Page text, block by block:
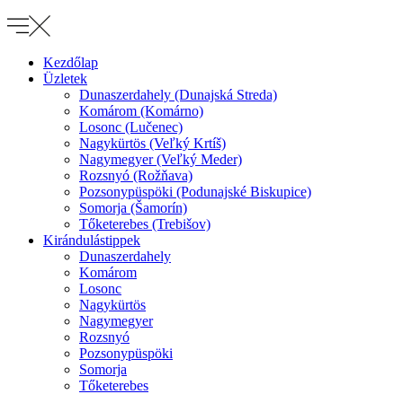
Kezdőlap
Üzletek
Dunaszerdahely (Dunajská Streda)
Komárom (Komárno)
Losonc (Lučenec)
Nagykürtös (Veľký Krtíš)
Nagymegyer (Veľký Meder)
Rozsnyó (Rožňava)
Pozsonypüspöki (Podunajské Biskupice)
Somorja (Šamorín)
Tőketerebes (Trebišov)
Kirándulástippek
Dunaszerdahely
Komárom
Losonc
Nagykürtös
Nagymegyer
Rozsnyó
Pozsonypüspöki
Somorja
Tőketerebes